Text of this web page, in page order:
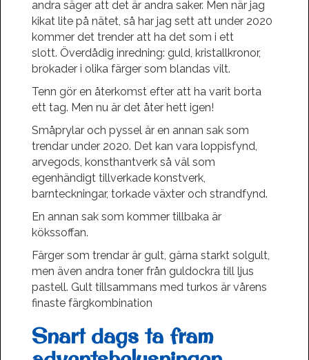
andra säger att det är andra saker. Men när jag
kikat lite på nätet, så har jag sett att under 2020
kommer det trender att ha det som i ett
slott. Överdådig inredning: guld, kristallkronor,
brokader i olika färger som blandas vilt.
Tenn gör en återkomst efter att ha varit borta
ett tag. Men nu är det åter hett igen!
Småprylar och pyssel är en annan sak som
trendar under 2020. Det kan vara loppisfynd,
arvegods, konsthantverk så väl som
egenhändigt tillverkade konstverk,
barnteckningar, torkade växter och strandfynd.
En annan sak som kommer tillbaka är
kökssoffan.
Färger som trendar är gult, gärna starkt solgult,
men även andra toner från guldockra till ljus
pastell. Gult tillsammans med turkos är vårens
finaste färgkombination
Snart dags ta fram